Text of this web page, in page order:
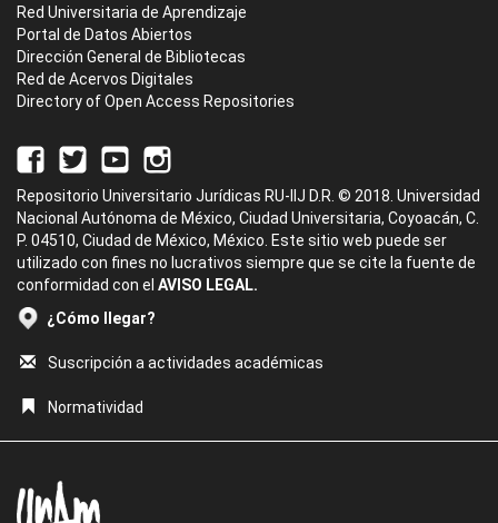
Red Universitaria de Aprendizaje
Portal de Datos Abiertos
Dirección General de Bibliotecas
Red de Acervos Digitales
Directory of Open Access Repositories
Repositorio Universitario Jurídicas RU-IIJ D.R. © 2018. Universidad
Nacional Autónoma de México, Ciudad Universitaria, Coyoacán, C.
P. 04510, Ciudad de México, México. Este sitio web puede ser
utilizado con fines no lucrativos siempre que se cite la fuente de
conformidad con el AVISO LEGAL.
¿Cómo llegar?
Suscripción a actividades académicas
Normatividad